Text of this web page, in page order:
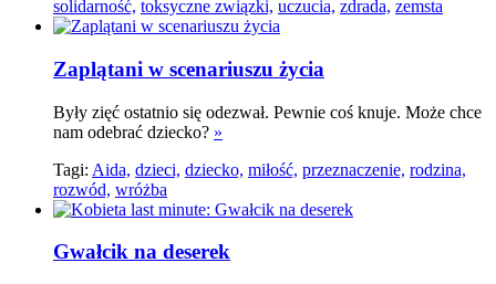
solidarność, toksyczne związki, uczucia, zdrada, zemsta
Zaplątani w scenariuszu życia
Były zięć ostatnio się odezwał. Pewnie coś knuje. Może chce
nam odebrać dziecko? »
Tagi: Aida, dzieci, dziecko, miłość, przeznaczenie, rodzina,
rozwód, wróżba
Gwałcik na deserek